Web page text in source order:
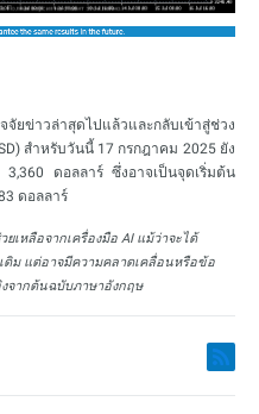
ข่าวล่าสุดไปแล้วและกลับเข้าสู่ช่วง
สำหรับวันนี้ 17 กรกฎาคม 2025 ยัง
3,360 ดอลลาร์ ซึ่งอาจเป็นจุดเริ่มต้น
ดอลลาร์
เหลือจากเครื่องมือ AI แม้ว่าจะได้
ดิม แต่อาจมีความคลาดเคลื่อนหรือข้อ
จากต้นฉบับภาษาอังกฤษ